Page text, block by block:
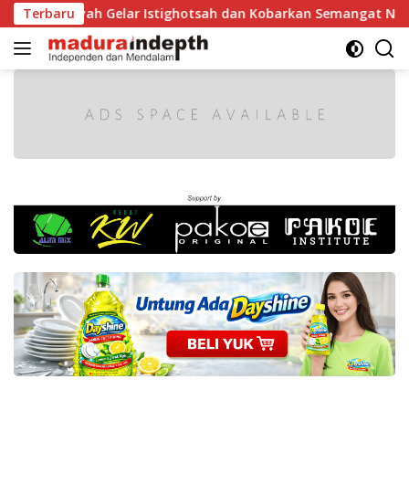
Langsung
ke
konten
Terbaru
Gelar Istighotsah dan Kobarkan Semangat Nasionalisme